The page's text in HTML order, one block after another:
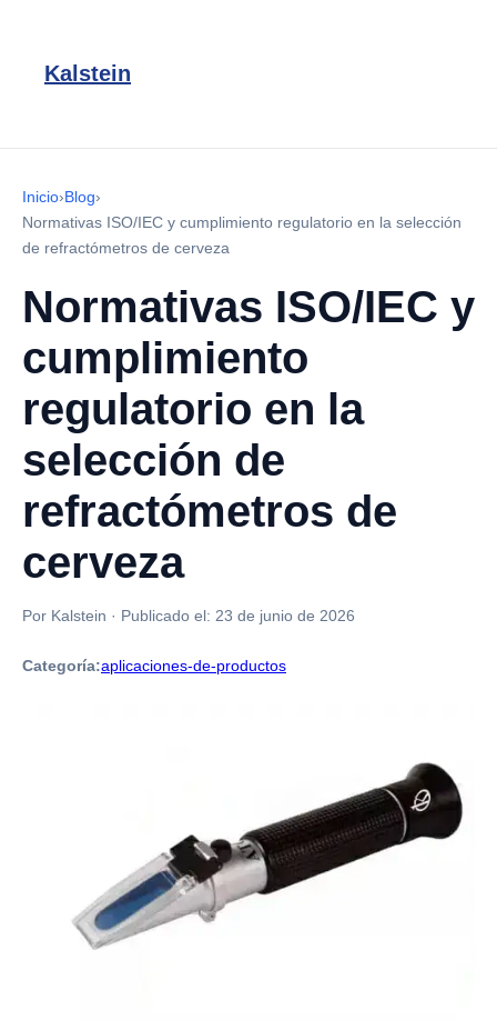
Kalstein
Inicio›Blog›
Normativas ISO/IEC y cumplimiento regulatorio en la selección
de refractómetros de cerveza
Normativas ISO/IEC y
cumplimiento
regulatorio en la
selección de
refractómetros de
cerveza
Por Kalstein · Publicado el: 23 de junio de 2026
Categoría:aplicaciones-de-productos